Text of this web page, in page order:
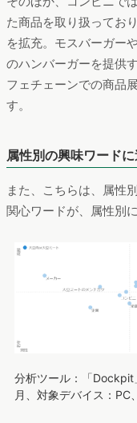
ドトールコーヒーのメ
トマトのソース～」
そのほか、コンビニで
た商品を取り扱ってお
のハンバーガーを提供
フェチェーンでの商品